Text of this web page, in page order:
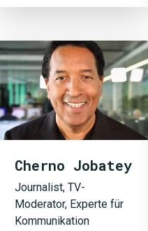
Cherno Jobatey
Journalist, TV-
Moderator, Experte für
Kommunikation